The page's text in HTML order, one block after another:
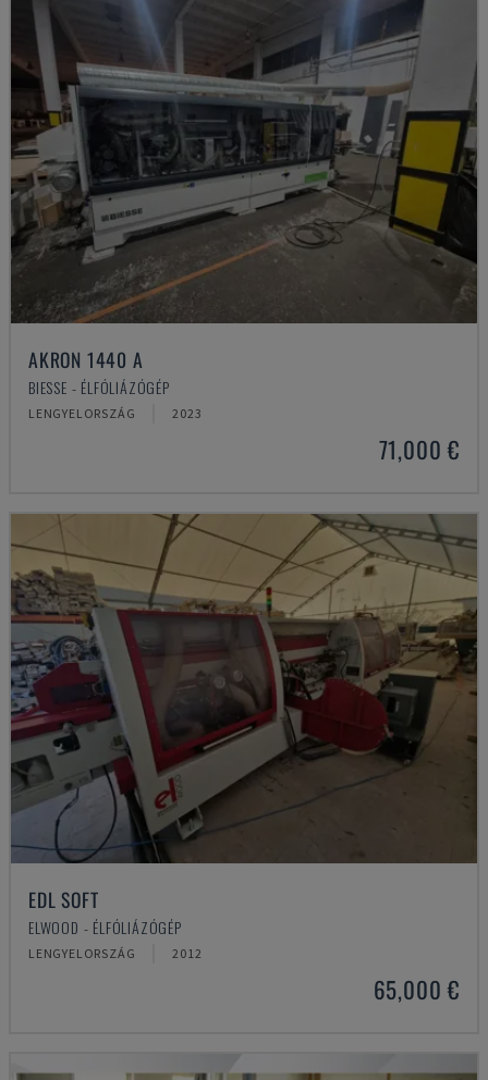
AKRON 1440 A
BIESSE - ÉLFÓLIÁZÓGÉP
LENGYELORSZÁG 2023
71,000 €
EDL SOFT
ELWOOD - ÉLFÓLIÁZÓGÉP
LENGYELORSZÁG 2012
65,000 €